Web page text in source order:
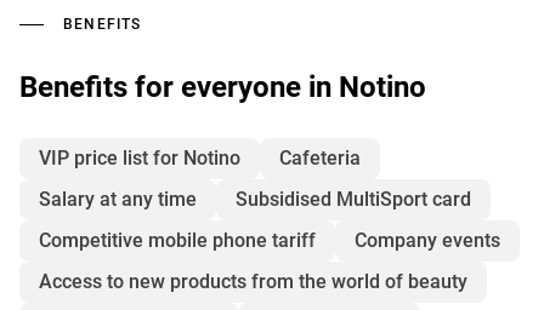
BENEFITS
Benefits for everyone in Notino
VIP price list for Notino
Cafeteria
Salary at any time
Subsidised MultiSport card
Competitive mobile phone tariff
Company events
Access to new products from the world of beauty